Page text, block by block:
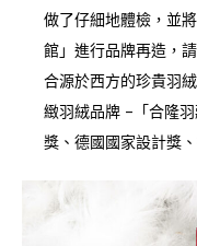
做了仔細地體檢，並
館」進行品牌再造，
合源於西方的珍貴羽
緻羽絨品牌 –「合隆
獎、德國國家設計獎